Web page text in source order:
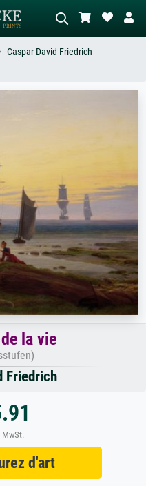
Caspar David Friedrich
la vie
Friedrich
MwSt.
d'art